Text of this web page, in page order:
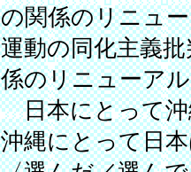
の関係のリニュ
運動の同化主義
係のリニューア
日本にとって沖
沖縄にとって日